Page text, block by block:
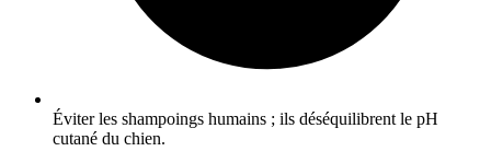
Éviter les shampoings humains ; ils déséquilibrent le pH
cutané du chien.